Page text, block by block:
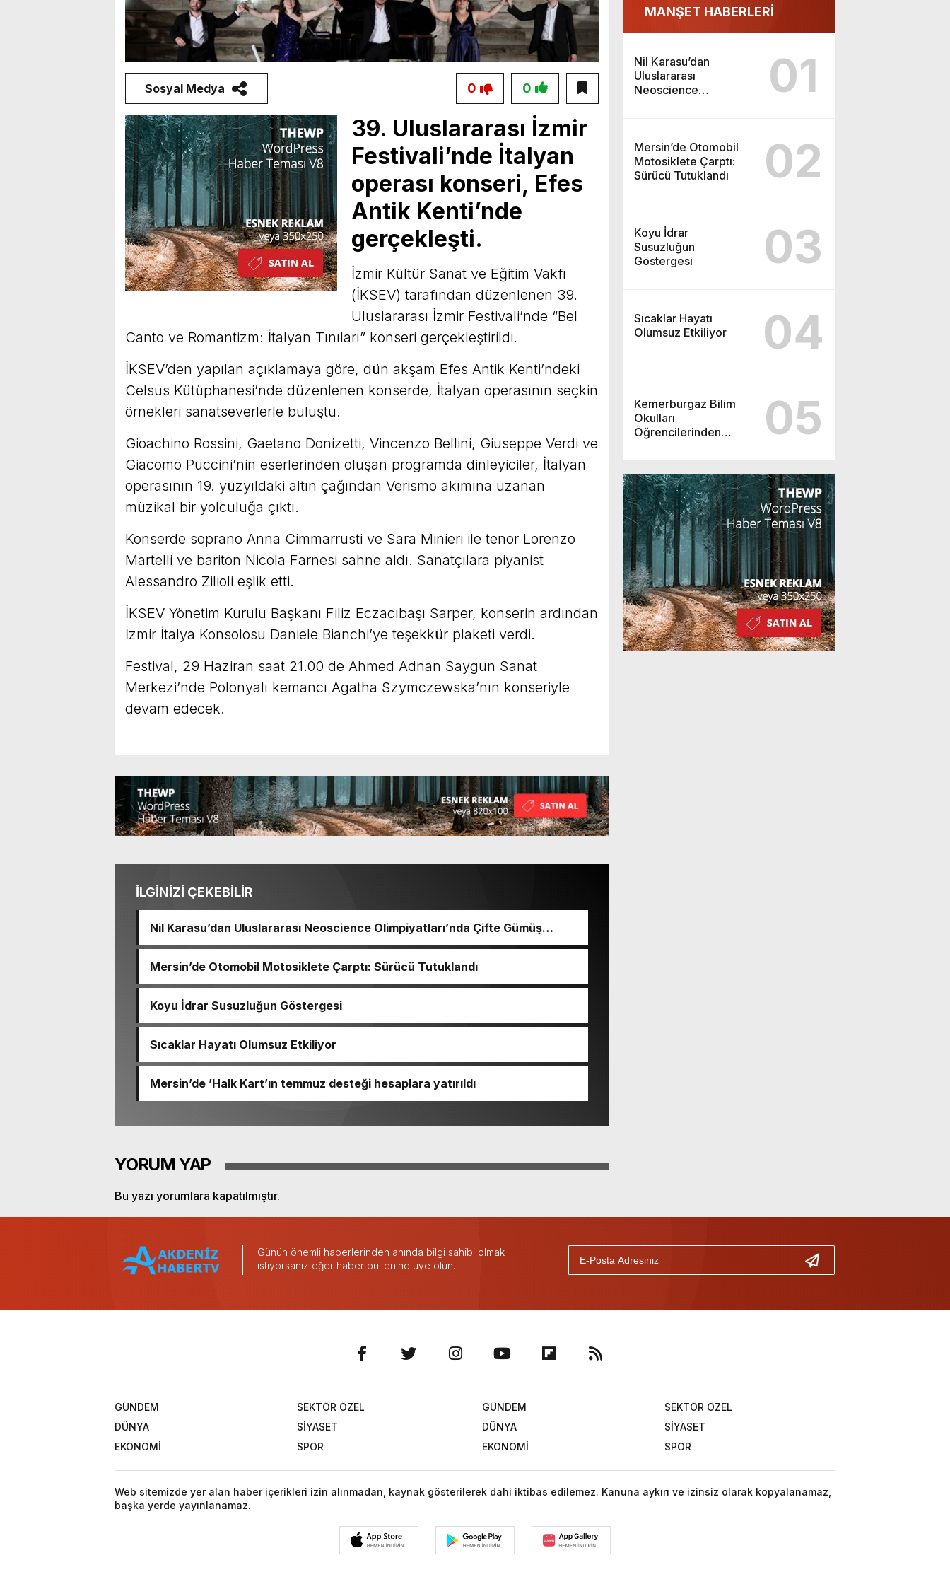
MANŞET HABERLERİ
Nil Karasu’dan
Uluslararası
Neoscience
01
Mersin’de Otomobil
Motosiklete Çarptı:
Sürücü Tutuklandı
02
Koyu İdrar
Susuzluğun
Göstergesi
03
Sıcaklar Hayatı
Olumsuz Etkiliyor
04
Kemerburgaz Bilim
Okulları
Öğrencilerinden
Kazandı
05
Sosyal Medya 0
0
39. Uluslararası İzmir
Festivali’nde İtalyan
operası konseri, Efes
Antik Kenti’nde
gerçekleşti.
İzmir Kültür Sanat ve Eğitim Vakfı
(İKSEV) tarafından düzenlenen 39.
Uluslararası İzmir Festivali’nde “Bel
Canto ve Romantizm: İtalyan Tınıları” konseri gerçekleştirildi.
İKSEV’den yapılan açıklamaya göre, dün akşam Efes Antik Kenti’ndeki
Celsus Kütüphanesi’nde düzenlenen konserde, İtalyan operasının seçkin
örnekleri sanatseverlerle buluştu.
Gioachino Rossini, Gaetano Donizetti, Vincenzo Bellini, Giuseppe Verdi ve
Giacomo Puccini’nin eserlerinden oluşan programda dinleyiciler, İtalyan
operasının 19. yüzyıldaki altın çağından Verismo akımına uzanan
müzikal bir yolculuğa çıktı.
Konserde soprano Anna Cimmarrusti ve Sara Minieri ile tenor Lorenzo
Martelli ve bariton Nicola Farnesi sahne aldı. Sanatçılara piyanist
Alessandro Zilioli eşlik etti.
İKSEV Yönetim Kurulu Başkanı Filiz Eczacıbaşı Sarper, konserin ardından
İzmir İtalya Konsolosu Daniele Bianchi’ye teşekkür plaketi verdi.
Festival, 29 Haziran saat 21.00 de Ahmed Adnan Saygun Sanat
Merkezi’nde Polonyalı kemancı Agatha Szymczewska’nın konseriyle
devam edecek.
İLGİNİZİ ÇEKEBİLİR
Nil Karasu’dan Uluslararası Neoscience Olimpiyatları’nda Çifte Gümüş
Madalya
Mersin’de Otomobil Motosiklete Çarptı: Sürücü Tutuklandı
Koyu İdrar Susuzluğun Göstergesi
Sıcaklar Hayatı Olumsuz Etkiliyor
Mersin’de ’Halk Kart’ın temmuz desteği hesaplara yatırıldı
YORUM YAP
Bu yazı yorumlara kapatılmıştır.
Günün önemli haberlerinden anında bilgi sahibi olmak
istiyorsanız eğer haber bültenine üye olun.
GÜNDEM
SEKTÖR ÖZEL
DÜNYA
SİYASET
EKONOMİ
SPOR
GÜNDEM
SEKTÖR ÖZEL
DÜNYA
SİYASET
EKONOMİ
SPOR
Web sitemizde yer alan haber içerikleri izin alınmadan, kaynak gösterilerek dahi iktibas edilemez. Kanuna aykırı ve izinsiz olarak kopyalanamaz,
başka yerde yayınlanamaz.